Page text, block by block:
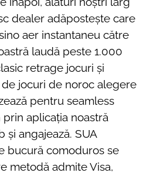
dealer adăpostește care
aer instantaneu către
laudă peste 1.000
retrage jocuri și
jocuri de noroc alegere
pentru seamless
aplicația noastră
și angajează. SUA
bucură comoduros se
metodă admite Visa,